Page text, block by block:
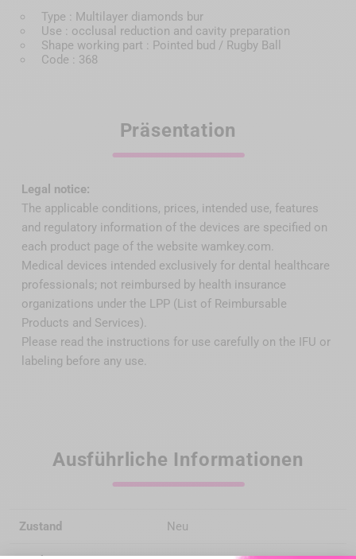
Type : Multilayer diamonds bur
Use : occlusal reduction and cavity preparation
Shape working part : Pointed bud / Rugby Ball
Code : 368
Präsentation
Legal notice:
The applicable conditions, prices, intended use, features
and regulatory information of the devices are specified on
each product page of the website wamkey.com.
Medical devices intended exclusively for dental healthcare
professionals; not reimbursed by health insurance
organizations under the LPP (List of Reimbursable
Products and Services).
Please read the instructions for use carefully on the IFU or
labeling before any use.
Ausführliche Informationen
Zustand Neu